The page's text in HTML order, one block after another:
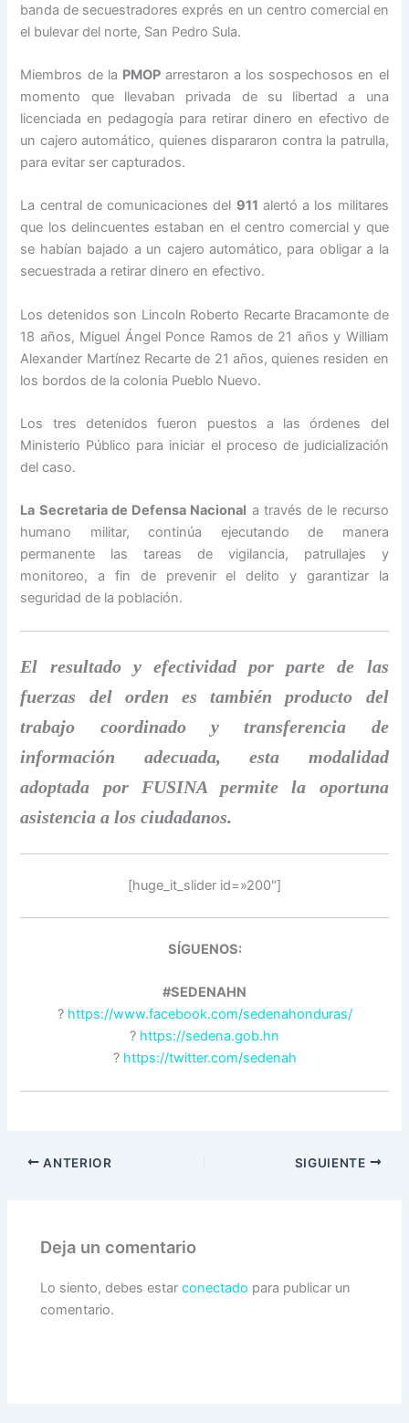
banda de secuestradores exprés en un centro comercial en
el bulevar del norte, San Pedro Sula.
Miembros de la PMOParrestaron a los sospechosos en el
momento que llevaban privada de su libertad a una
licenciada en pedagogía para retirar dinero en efectivo de
un cajero automático, quienes dispararon contra la patrulla,
para evitar ser capturados.
La central de comunicaciones del 911 alertó a los militares
que los delincuentes estaban en el centro comercial y que
se habían bajado a un cajero automático, para obligar a la
secuestrada a retirar dinero en efectivo.
Los detenidos son Lincoln Roberto Recarte Bracamonte de
18 años, Miguel Ángel Ponce Ramos de 21 años y William
Alexander Martínez Recarte de 21 años, quienes residen en
los bordos de la colonia Pueblo Nuevo.
Los tres detenidos fueron puestos a las órdenes del
Ministerio Público para iniciar el proceso de judicialización
del caso.
La Secretaria de Defensa Nacional a través de le recurso
humano militar, continúa ejecutando de manera
permanente las tareas de vigilancia, patrullajes y
monitoreo, a fin de prevenir el delito y garantizar la
seguridad de la población.
El resultado y efectividad por parte de las
fuerzas del orden es también producto del
trabajo coordinado y transferencia de
información adecuada, esta modalidad
adoptada por FUSINA permite la oportuna
asistencia a los ciudadanos.
[huge_it_slider id=»200″]
SÍGUENOS:
#SEDENAHN
? https://www.facebook.com/sedenahonduras/
? https://sedena.gob.hn
? https://twitter.com/sedenah
ANTERIOR SIGUIENTE
Deja un comentario
Lo siento, debes estarconectado para publicar un
comentario.